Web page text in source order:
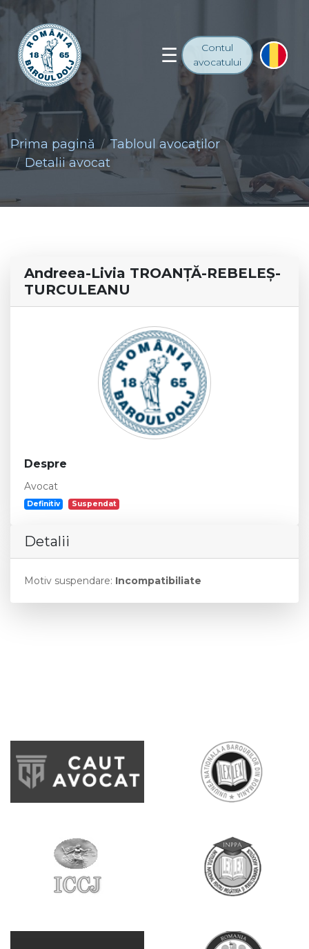
Contul
avocatului
Prima pagină
Tabloul avocaţilor
Detalii avocat
Andreea-Livia TROANŢĂ-REBELEŞ-
TURCULEANU
Despre
Avocat
Definitiv Suspendat
Detalii
Motiv suspendare: Incompatibiliate